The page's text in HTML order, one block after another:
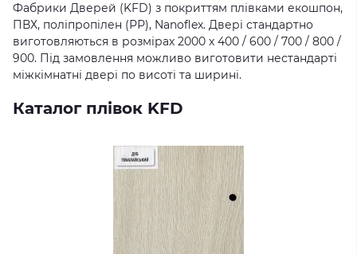
Фабрики Дверей (KFD) з покриттям плівками екошпон,
ПВХ, поліпропілен (РР), Nanoflex. Двері стандартно
виготовляються в розмірах 2000 х 400 / 600 / 700 / 800 /
900. Під замовлення можливо виготовити нестандарті
міжкімнатні двері по висоті та ширині.
Каталог плівок KFD